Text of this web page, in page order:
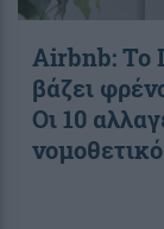
Airbnb: Το
βάζει
Οι 10